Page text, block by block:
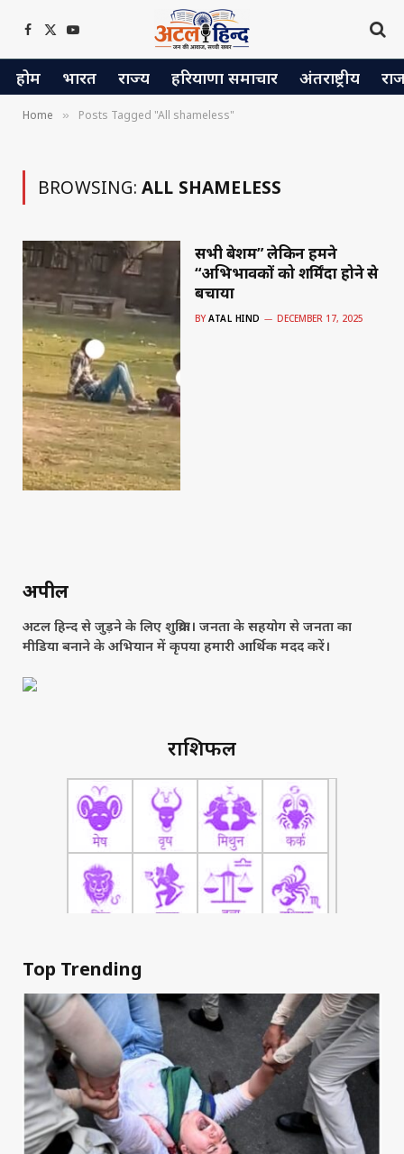
Facebook
X
(Twitter)
YouTube
होम भारत राज्य हरियाणा समाचार अंतराष्ट्रीय
Home » Posts Tagged "All shameless"
BROWSING: ALL SHAMELESS
सभी बेशर्म” लेकिन हमने
“अभिभावकों को शर्मिंदा होने से
बचाया
BY ATAL HIND DECEMBER 17, 2025
अपील
अटल हिन्द से जुड़ने के लिए शुक्रिया। जनता के सहयोग से जनता का
मीडिया बनाने के अभियान में कृपया हमारी आर्थिक मदद करें।
राशिफल
Top Trending